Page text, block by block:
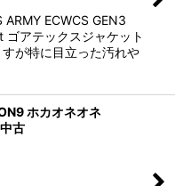
ECWCS GEN3
アテックスジャケット
が特に目立った汚れや
ホカオネオネ
古